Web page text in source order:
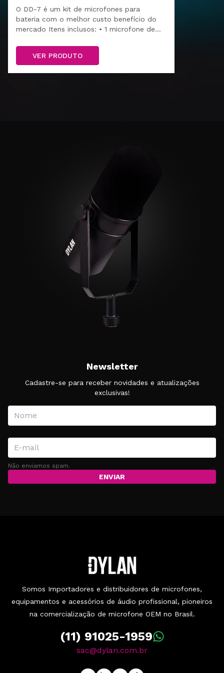
O DD-7 é um kit de microfones para
bateria com o melhor custo benefício do
mercado Itens inclusos: • 1 microfone de
tons e caixa modelo DD-4 • 2 overs
modelo DD-2 • 1 hard case para transporte
VER PRODUTO
Newsletter
Cadastre-se para receber novidades e atualizações
exclusivas!
Não enviamos spam.
ENVIAR
Somos Importadores e distribuidores de microfones,
equipamentos e acessórios de áudio profissional, pioneiros
na comercialização de microfone OEM no Brasil.
(11) 91025-1959
sac@dylan.com.br